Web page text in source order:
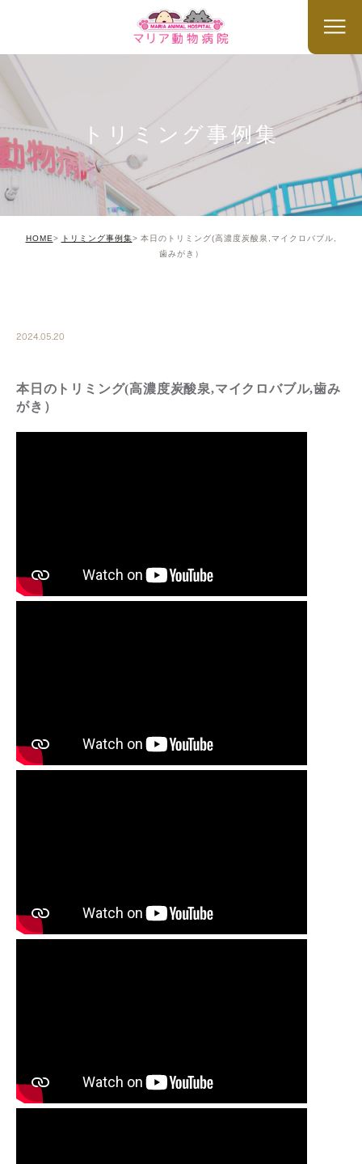
トリミング事例集
HOME トリミング事例集
本日のトリミング(高濃度炭酸泉,マイクロバブル,
歯みがき）
2024.05.20
本日のトリミング(高濃度炭酸泉,マイクロバブル,歯み
がき）